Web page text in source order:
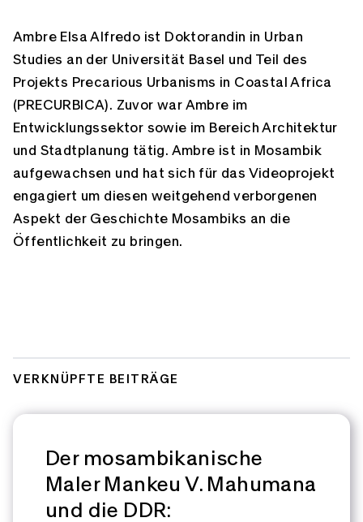
Ambre Elsa Alfredo ist Doktorandin in Urban
Studies an der Universität Basel und Teil des
Projekts Precarious Urbanisms in Coastal Africa
(PRECURBICA). Zuvor war Ambre im
Entwicklungssektor sowie im Bereich Architektur
und Stadtplanung tätig. Ambre ist in Mosambik
aufgewachsen und hat sich für das Videoprojekt
engagiert um diesen weitgehend verborgenen
Aspekt der Geschichte Mosambiks an die
Öffentlichkeit zu bringen.
VERKNÜPFTE BEITRÄGE
Der mosambikanische
Maler Mankeu V. Mahumana
und die DDR: